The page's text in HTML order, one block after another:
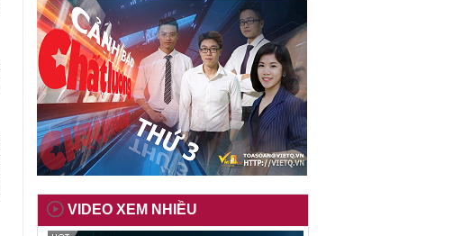
VIDEO XEM NHIỀU